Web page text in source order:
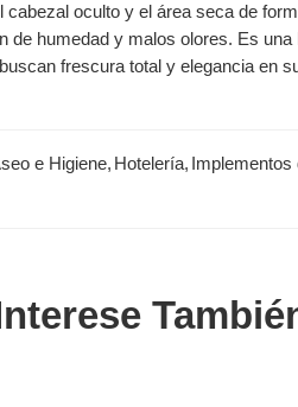
cabezal oculto y el área seca de
de humedad y malos olores. Es una
frescura total y elegancia en
e Higiene, Hotelería,